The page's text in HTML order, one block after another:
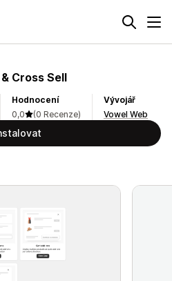
Cross Sell
Hodnocení
0,0
(0 Recenze)
Vývojář
Vowel Web